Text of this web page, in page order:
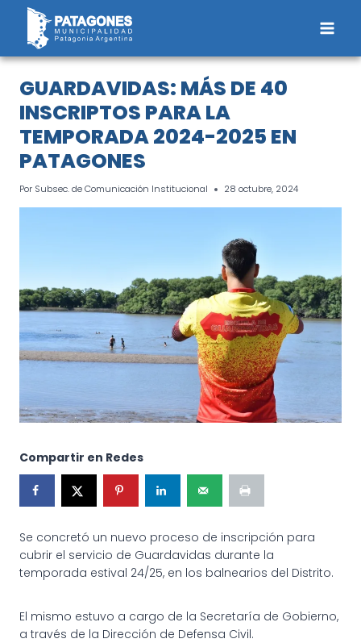
Saltar
contenido
GUARDAVIDAS: MÁS DE 40
INSCRIPTOS PARA LA
TEMPORADA 2024-2025 EN
PATAGONES
Por Subsec. de Comunicación Institucional 28 octubre, 2024
Compartir en Redes
Se concretó un nuevo proceso de inscripción para
cubrir el servicio de Guardavidas durante la
temporada estival 24/25, en los balnearios del Distrito.
El mismo estuvo a cargo de la Secretaría de Gobierno,
a través de la Dirección de Defensa Civil.